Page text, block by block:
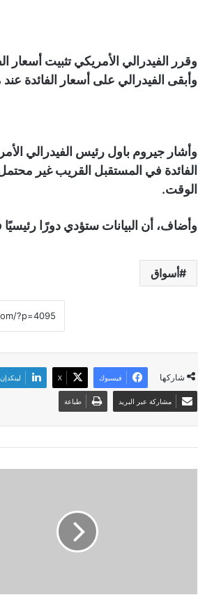
وقرر الفيدرالي الأمريكي تثبيت أسعار
وأبقى الفيدرالي على أسعار الفائدة عند مستوى
وأشار جيروم باول رئيس الفيدرالي
الوقت.
وأضاف، أن البيانات ستؤدي دورًا
أسواق
شاركها فيسبوك X لينكدإن
مشاركة عبر البريد طباعة